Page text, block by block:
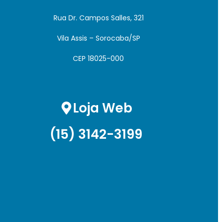
Rua Dr. Campos Salles, 321
Vila Assis – Sorocaba/SP
CEP 18025-000
Loja Web
(15) 3142-3199